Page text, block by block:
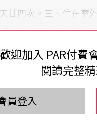
廿四次。三、住在室
（Linda Montano）
看、不談、不讀藝術
成為當代藝術界的傳
，與謝德慶合著
註記，它的文件檔案
歡迎加入 PAR付費
閱讀完整
員登入